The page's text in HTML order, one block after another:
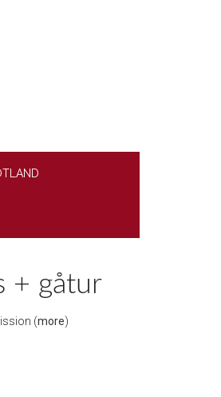
+ gåtur
(more)